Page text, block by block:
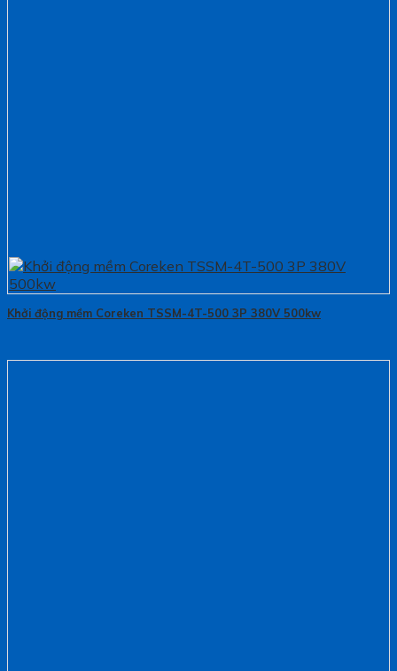
Khởi động mềm Coreken TSSM-4T-500 3P 380V 500kw